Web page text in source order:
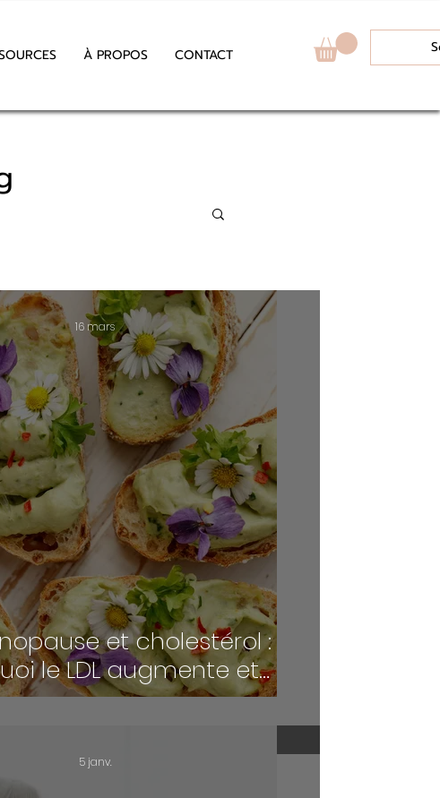
À PROPOS CONTACT
16 mars
et cholestérol :
le LDL augmente et
protéger sa santé
5 janv.